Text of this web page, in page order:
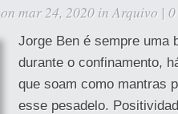
on mar 24, 2020 inArquivo |
Jorge Ben é sempre uma
durante o confinamento,
que soam como mantras
esse pesadelo.